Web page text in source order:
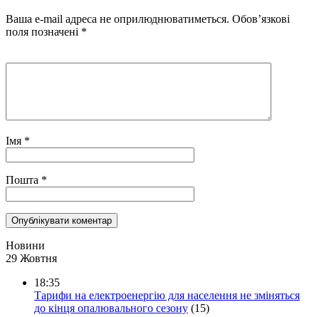
Ваша e-mail адреса не оприлюднюватиметься. Обов’язкові
поля позначені *
Імя *
Пошта *
Новини
29 Жовтня
18:35
Тарифи на електроенергію для населення не зміняться
до кінця опалювального сезону (15)